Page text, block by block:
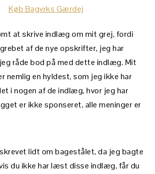
at skrive indlæg om mit grej, fordi
af de nye opskrifter, jeg har
råde bod på med dette indlæg. Mit
nemlig en hyldest, som jeg ikke har
i nogen af de indlæg, hvor jeg har
er ikke sponseret, alle meninger er
lidt om bagestålet, da jeg bagte
du ikke har læst disse indlæg, får du